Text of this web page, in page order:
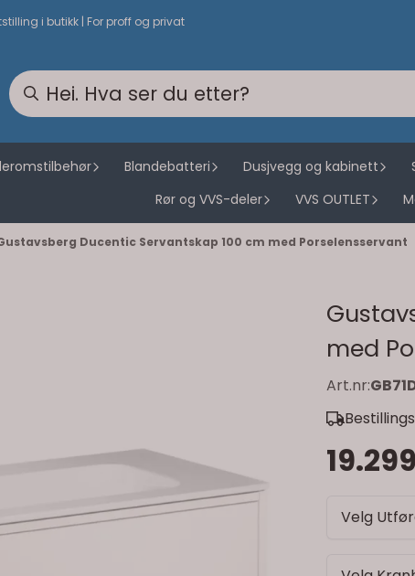
i butikk | For proff og privat
Blandebatteri Dusjvegg og kabinett
Rør og VVS-deler
VVS OUTLET
Ducentic Servantskap 100 cm med Porselensservant
med
Art.nr:
Velg